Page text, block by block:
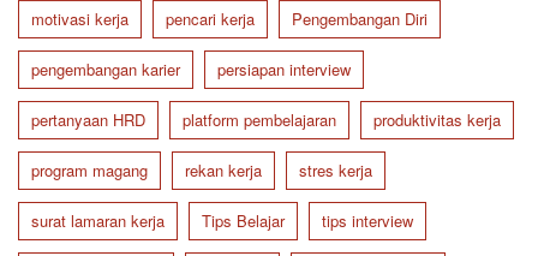
motivasi kerja pencari kerja Pengembangan Diri
pengembangan karier persiapan interview
pertanyaan HRD platform pembelajaran produktivitas kerja
program magang rekan kerja stres kerja
surat lamaran kerja Tips Belajar tips interview